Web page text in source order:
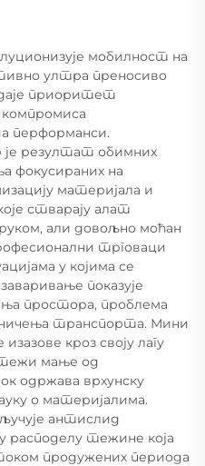
мобилност на
ултра преносиво
приоритет
перформанси.
резултат обимних
фокусираних на
материјала и
стварају алат
али довољно моћан
трговаци
у којима се
показује
простора, проблема
транспорта. Мини
кроз своју лагу
тежи мање од
одржава врхунску
о материјалима.
антислид
тежине која
продужених периода